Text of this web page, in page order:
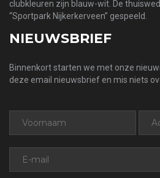
clubkleuren zijn blauw-wit. De
“Sportpark Nijkerkerveen” gespeeld.
NIEUWSBRIEF
Binnenkort starten we met onze
deze email nieuwsbrief en mis niets